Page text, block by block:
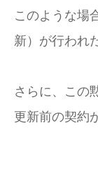
このような場
新）が行われ
さらに、この
更新前の契約